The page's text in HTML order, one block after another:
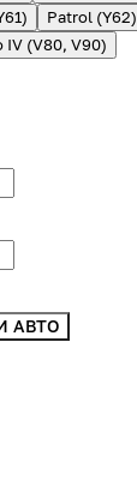
Patrol (Y62)
IV (V80, V90)
АВТО